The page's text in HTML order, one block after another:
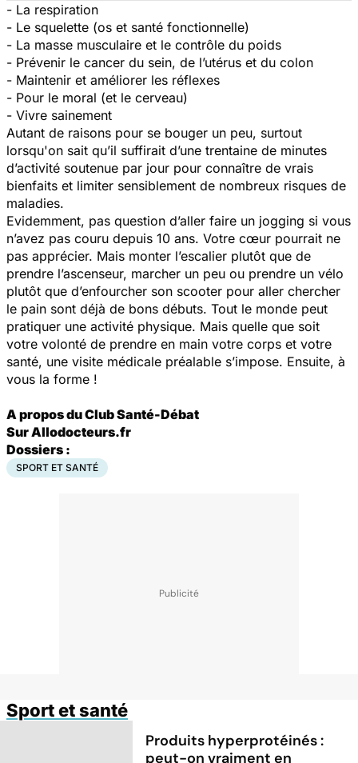
- La respiration
- Le squelette (os et santé fonctionnelle)
- La masse musculaire et le contrôle du poids
- Prévenir le cancer du sein, de l’utérus et du colon
- Maintenir et améliorer les réflexes
- Pour le moral (et le cerveau)
- Vivre sainement
Autant de raisons pour se bouger un peu, surtout
lorsqu'on sait qu’il suffirait d’une trentaine de minutes
d’activité soutenue par jour pour connaître de vrais
bienfaits et limiter sensiblement de nombreux risques de
maladies.
Evidemment, pas question d’aller faire un jogging si vous
n’avez pas couru depuis 10 ans. Votre cœur pourrait ne
pas apprécier. Mais monter l’escalier plutôt que de
prendre l’ascenseur, marcher un peu ou prendre un vélo
plutôt que d’enfourcher son scooter pour aller chercher
le pain sont déjà de bons débuts. Tout le monde peut
pratiquer une activité physique. Mais quelle que soit
votre volonté de prendre en main votre corps et votre
santé, une visite médicale préalable s’impose. Ensuite, à
vous la forme !
A propos du Club Santé-Débat
Sur Allodocteurs.fr
Dossiers :
SPORT ET SANTÉ
Sport et santé
Produits hyperprotéinés :
peut-on vraiment en